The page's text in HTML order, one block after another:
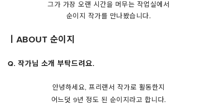
그가 가장 오랜 시간을 머무는 작업실에서
순이지 작가를 만나봤습니다.
ㅣABOUT 순이지
Q. 작가님 소개 부탁드려요.
안녕하세요, 프리랜서 작가로 활동한지
어느덧 9년 정도 된 순이지라고 합니다.